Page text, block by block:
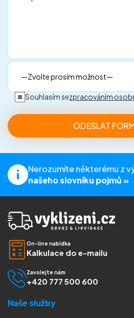
Souhlasím sezpracováním
Nerozumíte některému z
našeho slovníku pojmů »
On-line nabídka
Kalkulace do e-mailu
Zavolejte nám
+420 777 500 600
Naše služby